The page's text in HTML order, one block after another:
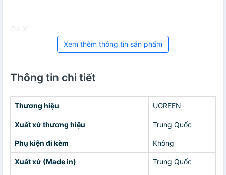
Giá X
Xem thêm thông tin sản phẩm
Thông tin chi tiết
Thương hiệu UGREEN
Xuất xứ thương hiệu Trung Quốc
Phụ kiện đi kèm Không
Xuất xứ (Made in) Trung Quốc